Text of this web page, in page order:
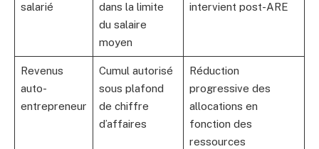
salarié
dans la limite
du salaire
moyen
intervient post-ARE
Revenus
auto-
entrepreneur
Cumul autorisé
sous plafond
de chiffre
d’affaires
Réduction
progressive des
allocations en
fonction des
ressources